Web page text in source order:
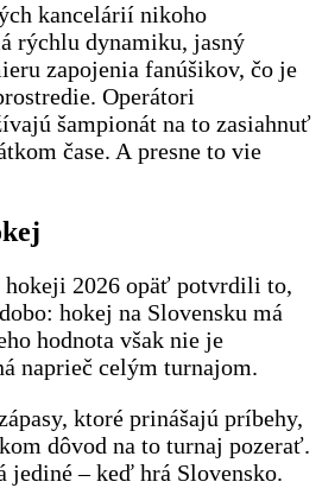
kancelárií nikoho
rýchlu dynamiku, jasný
zapojenia fanúšikov, čo je
Operátori
šampionát na to zasiahnuť
čase. A presne to vie
hokeji 2026 opäť potvrdili to,
hokej na Slovensku má
hodnota však nie je
naprieč celým turnajom.
ktoré prinášajú príbehy,
dôvod na to turnaj pozerať.
jediné – keď hrá Slovensko.